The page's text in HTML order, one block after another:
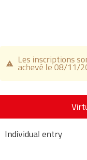
Les inscriptions
achevé le 08/11/
Individual entry